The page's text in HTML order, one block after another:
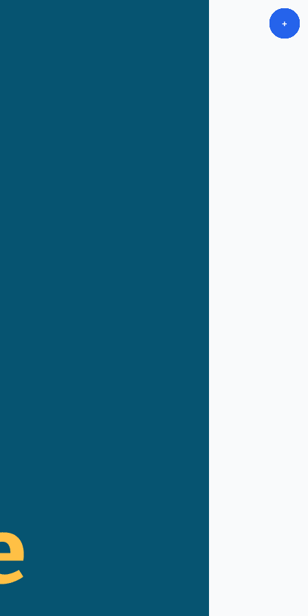
+
+
+
+
+
+
+
+
+
+
+
+
+
+
+
+
+
+
+
+
+
+
+
+